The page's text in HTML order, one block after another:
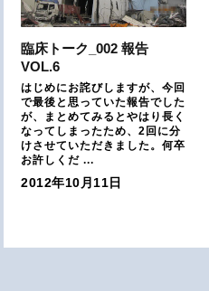
臨床トーク_002 報告
VOL.6
はじめにお詫びしますが、今回
で最後と思っていた報告でした
が、まとめてみるとやはり長く
なってしまったため、2回に分
けさせていただきました。何卒
お許しくだ ...
2012年10月11日